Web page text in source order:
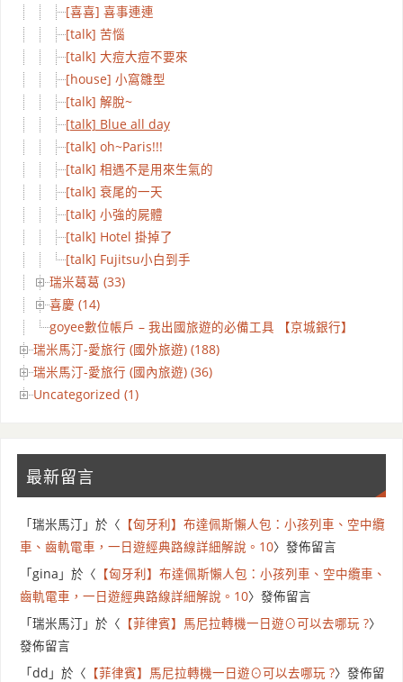
[喜喜] 喜事連連
[talk] 苦惱
[talk] 大痘大痘不要來
[house] 小窩雛型
[talk] 解脫~
[talk] Blue all day
[talk] oh~Paris!!!
[talk] 相遇不是用來生氣的
[talk] 衰尾的一天
[talk] 小強的屍體
[talk] Hotel 掛掉了
[talk] Fujitsu小白到手
瑞米葛葛 (33)
喜慶 (14)
goyee數位帳戶 – 我出國旅遊的必備工具 【京城銀行】
瑞米馬汀-愛旅行 (國外旅遊) (188)
瑞米馬汀-愛旅行 (國內旅遊) (36)
Uncategorized (1)
最新留言
「瑞米馬汀 」於〈 【匈牙利】布達佩斯懶人包：小孩列車、空中纜
車、齒軌電車，一日遊經典路線詳細解說。10〉發佈留言
「gina 」於〈 【匈牙利】布達佩斯懶人包：小孩列車、空中纜車、
齒軌電車，一日遊經典路線詳細解說。10〉發佈留言
「瑞米馬汀 」於〈 【菲律賓】馬尼拉轉機一日遊⊙可以去哪玩 ?〉
發佈留言
「dd 」於〈 【菲律賓】馬尼拉轉機一日遊⊙可以去哪玩 ?〉發佈留